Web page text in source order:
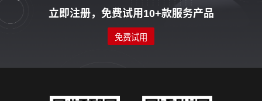
立即注册，免费试用10+款服务产品
免费试用